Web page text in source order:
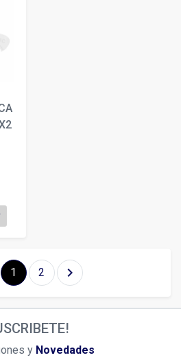
1 2 chevron_right
y Novedades